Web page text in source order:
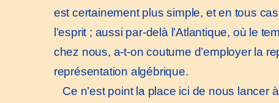
est certainement plus simple, et en tous
l’esprit ; aussi par-delà l’Atlantique, où le
chez nous, a-t-on coutume d’employer la
représentation algébrique.
Ce n’est point la place ici de nous lancer